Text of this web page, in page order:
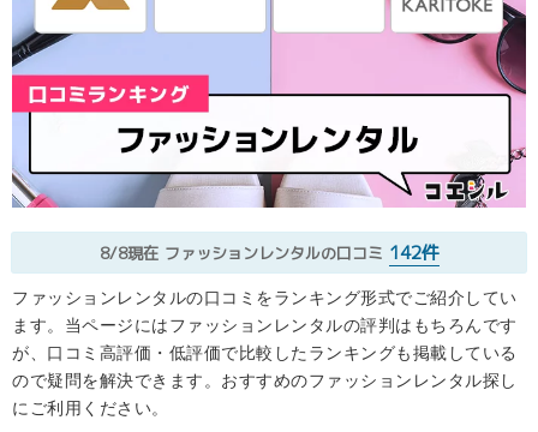
8/8現在 ファッションレンタルの口コミ 142件
ファッションレンタルの口コミをランキング形式でご紹介してい
ます。当ページにはファッションレンタルの評判はもちろんです
が、口コミ高評価・低評価で比較したランキングも掲載している
ので疑問を解決できます。おすすめのファッションレンタル探し
にご利用ください。